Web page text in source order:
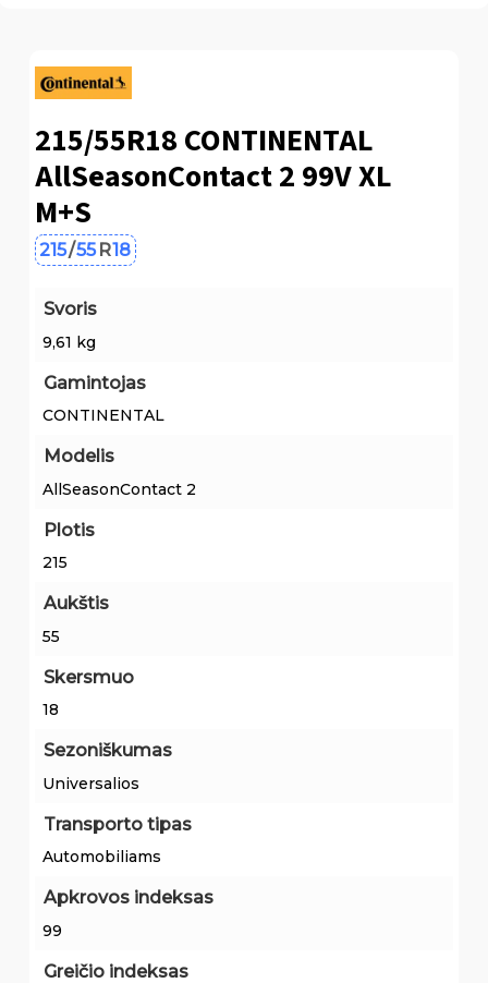
215/55R18 CONTINENTAL
AllSeasonContact 2 99V XL
M+S
215/55R18
Svoris
9,61 kg
Gamintojas
CONTINENTAL
Modelis
AllSeasonContact 2
Plotis
215
Aukštis
55
Skersmuo
18
Sezoniškumas
Universalios
Transporto tipas
Automobiliams
Apkrovos indeksas
99
Greičio indeksas